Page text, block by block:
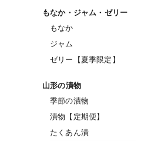
もなか・ジャム・ゼリー
もなか
ジャム
ゼリー【夏季限定】
山形の漬物
季節の漬物
漬物【定期便】
たくあん漬